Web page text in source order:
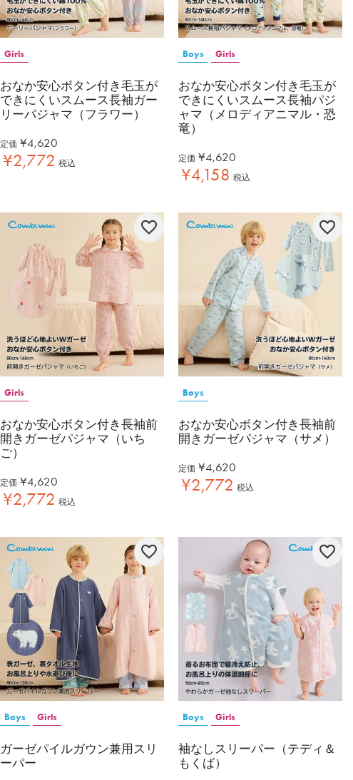
Girls
おなか安心ボタン付き毛玉が
できにくいスムース長袖ガー
リーパジャマ（フラワー）
定価 ¥4,620
¥2,772 税込
Boys Girls
おなか安心ボタン付き毛玉が
できにくいスムース長袖パジ
ャマ（メロディアニマル・恐
竜）
定価 ¥4,620
¥4,158 税込
Girls
おなか安心ボタン付き長袖前
開きガーゼパジャマ（いち
ご）
定価 ¥4,620
¥2,772 税込
Boys
おなか安心ボタン付き長袖前
開きガーゼパジャマ（サメ）
定価 ¥4,620
¥2,772 税込
Boys Girls
ガーゼパイルガウン兼用スリ
ーパー
Boys Girls
袖なしスリーパー（テディ＆
もくば）